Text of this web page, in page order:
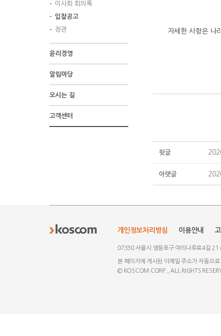
이사회 회의록
입찰공고
정관
윤리경영
알림마당
오시는 길
고객센터
자세한 사항은 나
윗글
아랫글
개인정보처리방침 이용안내
07330 서울시 영등포구 여의나루로4길 21
본 페이지에 게시된 이메일 주소가 자동으
© KOSCOM CORP., ALL RIGHTS